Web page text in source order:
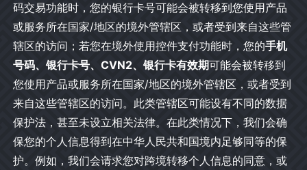
码交易功能时，您的银行卡号可能会被转移到您使用产品
或服务所在国家/地区的境外管辖区，或者受到来自这些管
辖区的访问；若您在境外使用控件支付功能时，您的手机
号码、银行卡号、CVN2、银行卡有效期可能会被转移到
您使用产品或服务所在国家/地区的境外管辖区，或者受到
来自这些管辖区的访问。此类管辖区可能设有不同的数据
保护法，甚至未设立相关法律。在此类情况下，我们会确
保您的个人信息得到在中华人民共和国境内足够同等的保
护。例如，我们会请求您对跨境转移个人信息的同意，或